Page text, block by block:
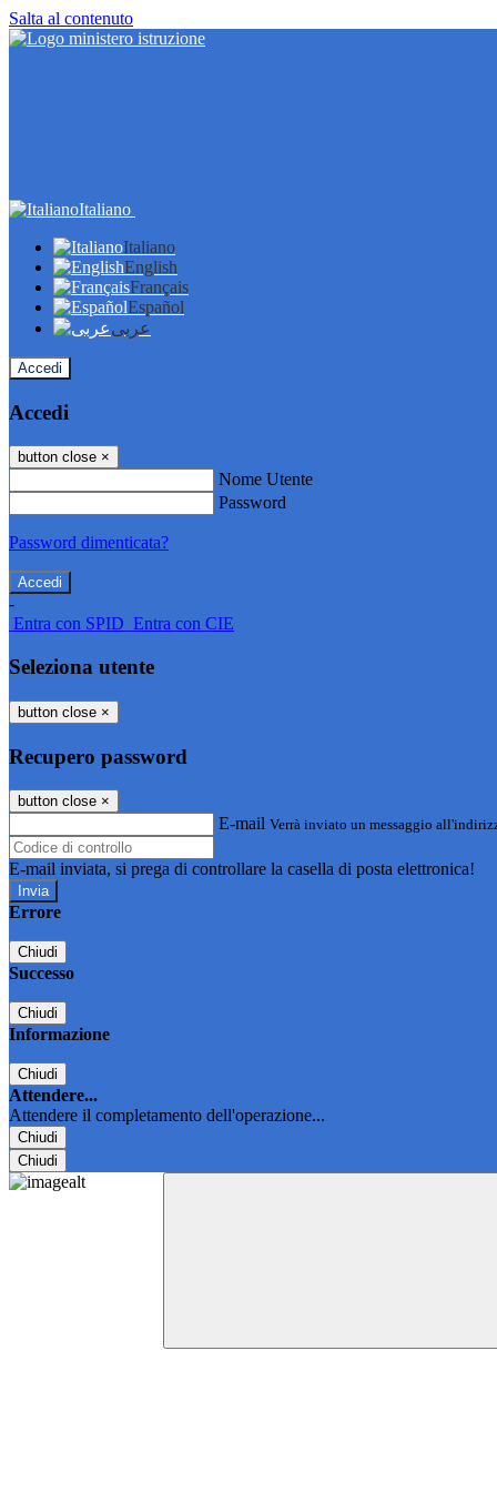
Salta al contenuto
Italiano
Italiano
English
Français
Español
عربى
Accedi
Accedi
button close ×
Nome Utente
Password
Password dimenticata?
-
Entra con SPID Entra con CIE
Seleziona utente
button close ×
Recupero password
button close ×
E-mail Verrà inviato un messaggio
E-mail inviata, si prega di controllare la casella di posta elettronica!
Errore
Chiudi
Successo
Chiudi
Informazione
Chiudi
Attendere...
Attendere il completamento dell'operazione...
Chiudi
Chiudi